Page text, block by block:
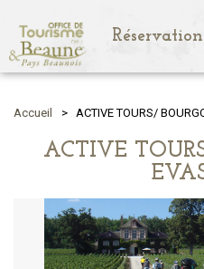
Accueil > ACTIVE TOURS/
ACTIVE